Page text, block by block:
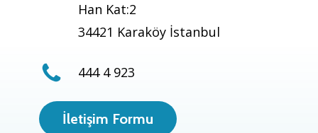
Han Kat:2
34421 Karaköy İstanbul
444 4 923
İletişim Formu